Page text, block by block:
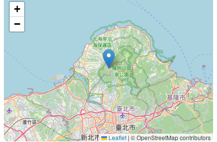
+
−
Leaflet |© OpenStreetMap contributors